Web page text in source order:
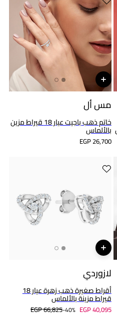
مس أل
خاتم ذهب باجيت عيار 18 قيراط مزين
بالألماس
EGP 26,700
لازوردي
أقراط صغيرة ذهب زهرة عيار 18
قيراط مزينة بالألماس
EGP 66,825 40%- EGP 40,095